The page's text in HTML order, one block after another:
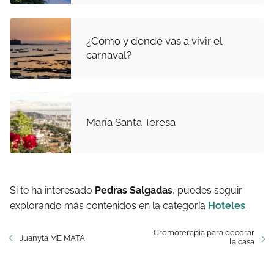
¿Cómo y donde vas a vivir el
carnaval?
María Santa Teresa
Si te ha interesado Pedras Salgadas, puedes seguir
explorando más contenidos en la categoría Hoteles.
Juanyta ME MATA
Cromoterapia para decorar
la casa